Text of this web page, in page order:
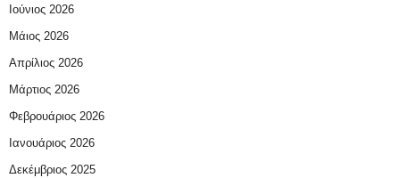
Ιούνιος 2026
Μάιος 2026
Απρίλιος 2026
Μάρτιος 2026
Φεβρουάριος 2026
Ιανουάριος 2026
Δεκέμβριος 2025